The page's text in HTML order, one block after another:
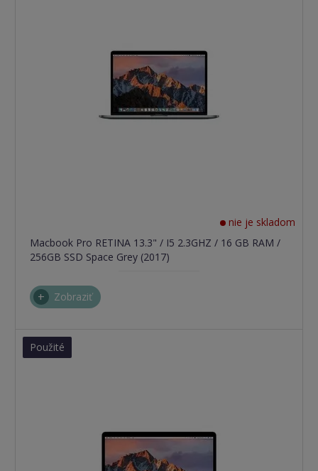
nie je skladom
Macbook Pro RETINA 13.3" / I5 2.3GHZ / 16 GB RAM /
256GB SSD Space Grey (2017)
Zobraziť
Použité